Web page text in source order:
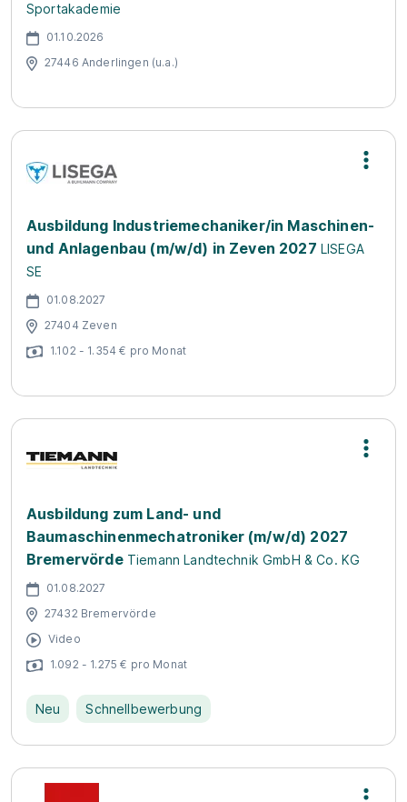
Sportakademie
01.10.2026
27446 Anderlingen (u.a.)
Ausbildung Industriemechaniker/in Maschinen-
und Anlagenbau (m/w/d) in Zeven 2027 LISEGA
SE
01.08.2027
27404 Zeven
1.102 - 1.354 € pro Monat
Ausbildung zum Land- und
Baumaschinenmechatroniker (m/w/d) 2027
Bremervörde Tiemann Landtechnik GmbH & Co. KG
01.08.2027
27432 Bremervörde
Video
1.092 - 1.275 € pro Monat
Neu Schnellbewerbung